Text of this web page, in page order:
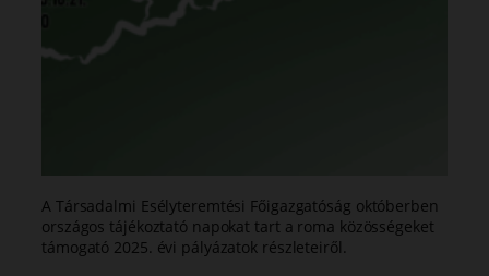
A Társadalmi Esélyteremtési Főigazgatóság októberben
országos tájékoztató napokat tart a roma közösségeket
támogató 2025. évi pályázatok részleteiről.